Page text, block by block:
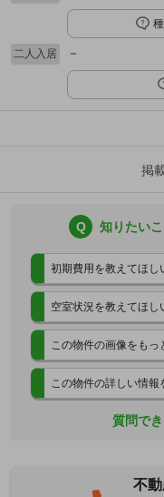
二人入居 －
掲
Q 知りたい
初期費用を教えてほし
空室状況を教えてほし
この物件の画像をもっ
この物件の詳しい情報
質問で
不